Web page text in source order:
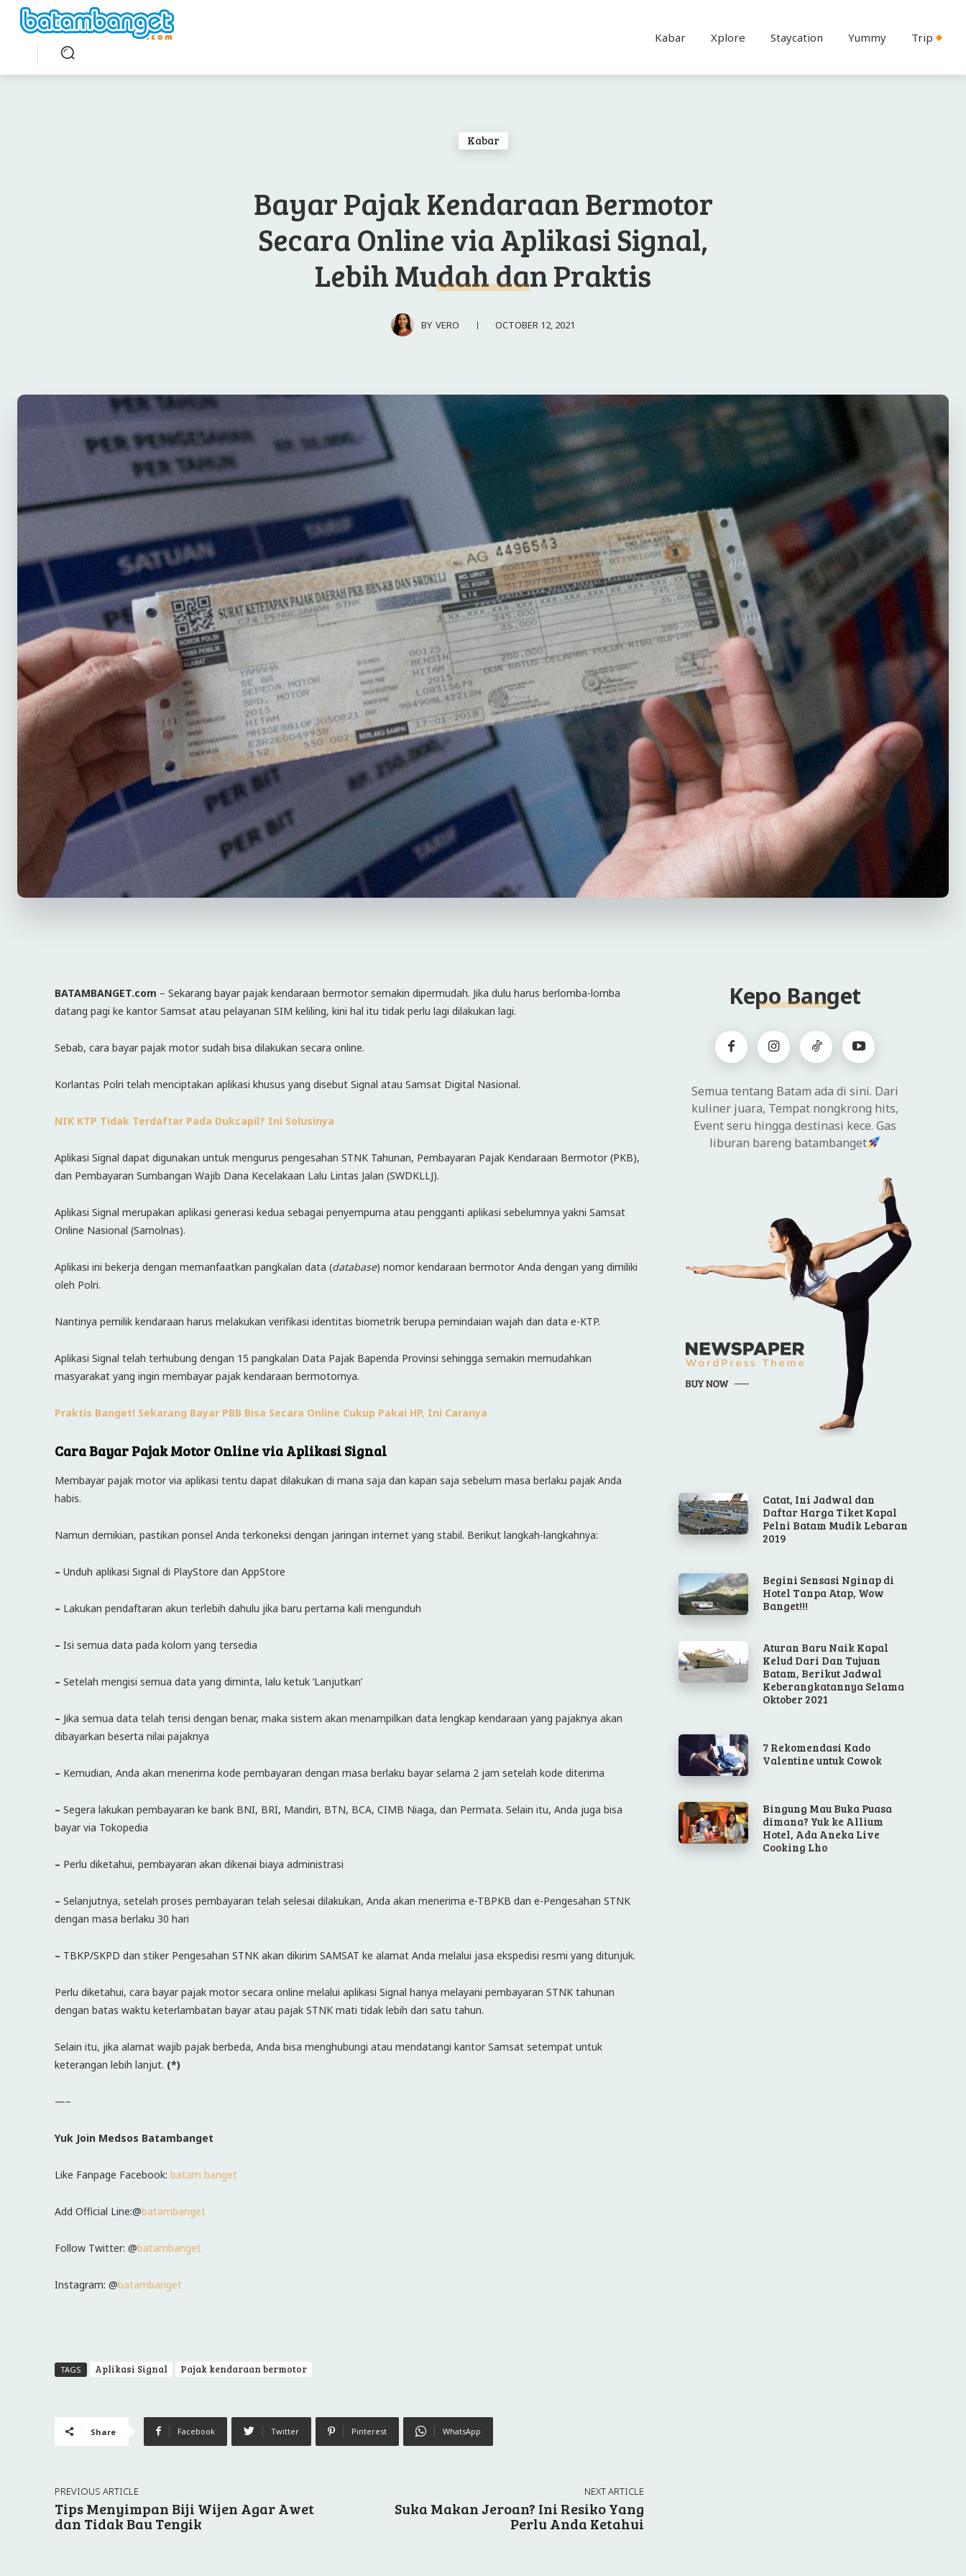
Kabar Xplore Staycation Yummy Trip
Kabar
Bayar Pajak Kendaraan Bermotor
Secara Online via Aplikasi Signal,
Lebih Mudah dan Praktis
BY VERO OCTOBER 12, 2021
BATAMBANGET.com – Sekarang bayar pajak kendaraan bermotor semakin dipermudah. Jika dulu harus berlomba-lomba
datang pagi ke kantor Samsat atau pelayanan SIM keliling, kini hal itu tidak perlu lagi dilakukan lagi.
Sebab, cara bayar pajak motor sudah bisa dilakukan secara online.
Korlantas Polri telah menciptakan aplikasi khusus yang disebut Signal atau Samsat Digital Nasional.
NIK KTP Tidak Terdaftar Pada Dukcapil? Ini Solusinya
Aplikasi Signal dapat digunakan untuk mengurus pengesahan STNK Tahunan, Pembayaran Pajak Kendaraan Bermotor (PKB),
dan Pembayaran Sumbangan Wajib Dana Kecelakaan Lalu Lintas Jalan (SWDKLLJ).
Aplikasi Signal merupakan aplikasi generasi kedua sebagai penyempurna atau pengganti aplikasi sebelumnya yakni Samsat
Online Nasional (Samolnas).
Aplikasi ini bekerja dengan memanfaatkan pangkalan data (database) nomor kendaraan bermotor Anda dengan yang dimiliki
oleh Polri.
Nantinya pemilik kendaraan harus melakukan verifikasi identitas biometrik berupa pemindaian wajah dan data e-KTP.
Aplikasi Signal telah terhubung dengan 15 pangkalan Data Pajak Bapenda Provinsi sehingga semakin memudahkan
masyarakat yang ingin membayar pajak kendaraan bermotornya.
Praktis Banget! Sekarang Bayar PBB Bisa Secara Online Cukup Pakai HP, Ini Caranya
Cara Bayar Pajak Motor Online via Aplikasi Signal
Membayar pajak motor via aplikasi tentu dapat dilakukan di mana saja dan kapan saja sebelum masa berlaku pajak Anda
habis.
Namun demikian, pastikan ponsel Anda terkoneksi dengan jaringan internet yang stabil. Berikut langkah-langkahnya:
– Unduh aplikasi Signal di PlayStore dan AppStore
– Lakukan pendaftaran akun terlebih dahulu jika baru pertama kali mengunduh
– Isi semua data pada kolom yang tersedia
– Setelah mengisi semua data yang diminta, lalu ketuk ‘Lanjutkan’
– Jika semua data telah terisi dengan benar, maka sistem akan menampilkan data lengkap kendaraan yang pajaknya akan
dibayarkan beserta nilai pajaknya
– Kemudian, Anda akan menerima kode pembayaran dengan masa berlaku bayar selama 2 jam setelah kode diterima
– Segera lakukan pembayaran ke bank BNI, BRI, Mandiri, BTN, BCA, CIMB Niaga, dan Permata. Selain itu, Anda juga bisa
bayar via Tokopedia
– Perlu diketahui, pembayaran akan dikenai biaya administrasi
– Selanjutnya, setelah proses pembayaran telah selesai dilakukan, Anda akan menerima e-TBPKB dan e-Pengesahan STNK
dengan masa berlaku 30 hari
– TBKP/SKPD dan stiker Pengesahan STNK akan dikirim SAMSAT ke alamat Anda melalui jasa ekspedisi resmi yang ditunjuk.
Perlu diketahui, cara bayar pajak motor secara online melalui aplikasi Signal hanya melayani pembayaran STNK tahunan
dengan batas waktu keterlambatan bayar atau pajak STNK mati tidak lebih dari satu tahun.
Selain itu, jika alamat wajib pajak berbeda, Anda bisa menghubungi atau mendatangi kantor Samsat setempat untuk
keterangan lebih lanjut. (*)
—–
Yuk Join Medsos Batambanget
Like Fanpage Facebook: batam banget
Add Official Line:@batambanget
Follow Twitter: @batambanget
Instagram: @batambanget
TAGS Aplikasi Signal Pajak kendaraan bermotor
Share Facebook Twitter Pinterest WhatsApp
PREVIOUS ARTICLE
Tips Menyimpan Biji Wijen Agar Awet
dan Tidak Bau Tengik
NEXT ARTICLE
Suka Makan Jeroan? Ini Resiko Yang
Perlu Anda Ketahui
Kepo Banget
Semua tentang Batam ada di sini. Dari
kuliner juara, Tempat nongkrong hits,
Event seru hingga destinasi kece. Gas
liburan bareng batambanget
Catat, Ini Jadwal dan
Daftar Harga Tiket Kapal
Pelni Batam Mudik Lebaran
2019
Begini Sensasi Nginap di
Hotel Tanpa Atap, Wow
Banget!!!
Aturan Baru Naik Kapal
Kelud Dari Dan Tujuan
Batam, Berikut Jadwal
Keberangkatannya Selama
Oktober 2021
7 Rekomendasi Kado
Valentine untuk Cowok
Bingung Mau Buka Puasa
dimana? Yuk ke Allium
Hotel, Ada Aneka Live
Cooking Lho